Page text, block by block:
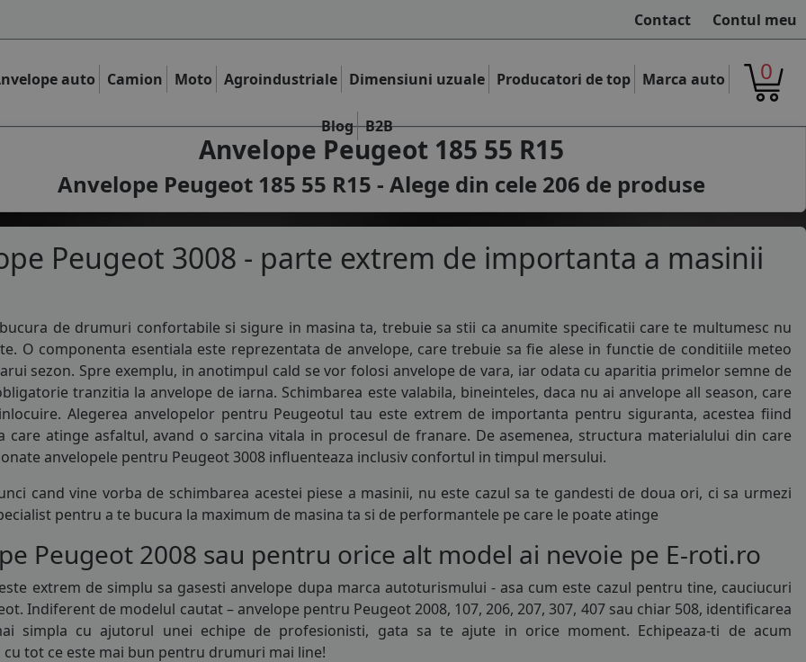
Contact Contul meu
auto Camion Moto Agroindustriale Dimensiuni uzuale Producatori de top Marca auto
Blog B2B
0
Anvelope Peugeot 185 55 R15
Anvelope Peugeot 185 55 R15 - Alege din cele 206 de produse
Peugeot 3008 - parte extrem de importanta a masinii
de drumuri confortabile si sigure in masina ta, trebuie sa stii ca anumite specificatii care te multumesc nu
O componenta esentiala este reprezentata de anvelope, care trebuie sa fie alese in functie de conditiile meteo
sezon. Spre exemplu, in anotimpul cald se vor folosi anvelope de vara, iar odata cu aparitia primelor semne de
tranzitia la anvelope de iarna. Schimbarea este valabila, bineinteles, daca nu ai anvelope all season, care
Alegerea anvelopelor pentru Peugeotul tau este extrem de importanta pentru siguranta, acestea fiind
care atinge asfaltul, avand o sarcina vitala in procesul de franare. De asemenea, structura materialului din care
anvelopele pentru Peugeot 3008 influenteaza inclusiv confortul in timpul mersului.
cand vine vorba de schimbarea acestei piese a masinii, nu este cazul sa te gandesti de doua ori, ci sa urmezi
pentru a te bucura la maximum de masina ta si de performantele pe care le poate atinge
Peugeot 2008 sau pentru orice alt model ai nevoie pe E-roti.ro
extrem de simplu sa gasesti anvelope dupa marca autoturismului - asa cum este cazul pentru tine, cauciucuri
Indiferent de modelul cautat – anvelope pentru Peugeot 2008, 107, 206, 207, 307, 407 sau chiar 508, identificarea
simpla cu ajutorul unei echipe de profesionisti, gata sa te ajute in orice moment. Echipeaza-ti de acum
tot ce este mai bun pentru drumuri mai line!